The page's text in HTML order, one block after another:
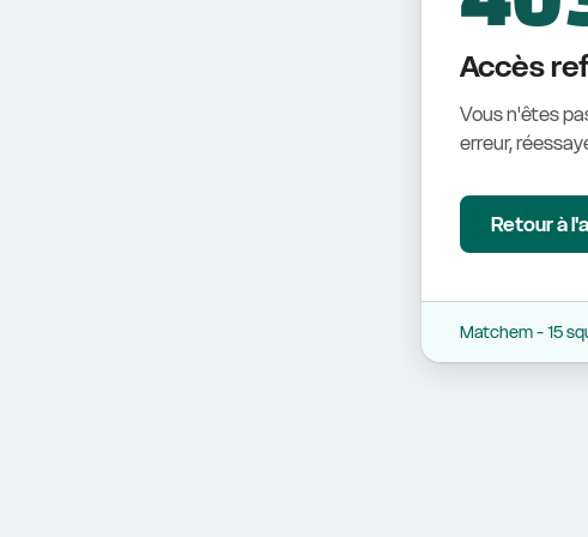
Accès
Vous n'êtes
erreur,
Retour à
Matchem - 15